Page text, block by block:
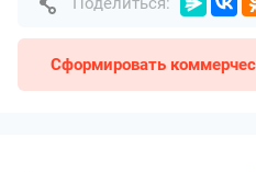
Сформировать